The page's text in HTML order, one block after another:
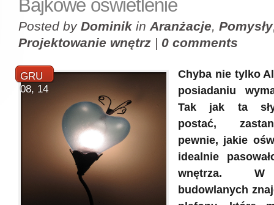
Bajkowe oświetlenie
Posted by Dominikin Aranżacje, Pomysły
Projektowanie wnętrz | 0 comments
GRU
08, 14
Chyba nie tylko
posiadaniu
Tak jak ta
postać,
pewnie, jakie
idealnie
wnętrza. W
budowlanych